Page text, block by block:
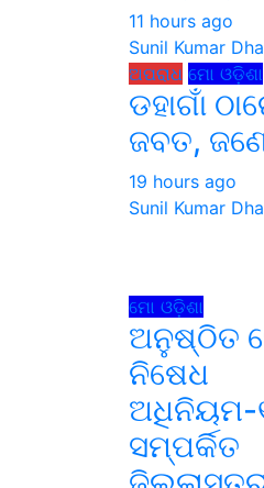
11 hours ago
Sunil Kumar
ଅପରାଧ ମୋ ଓଡ଼ିଶା
ଡହାଗାଁ
ଜବତ,
19 hours ago
Sunil Kumar
ମୋ ଓଡ଼ିଶା
ଅନୁଷ୍ଠିତ
ନିଷେଧ
ଅଧିନିୟମ-
ସମ୍ପର୍କିତ